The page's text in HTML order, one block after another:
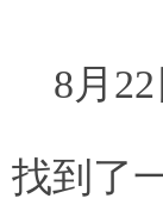
8月
找到了